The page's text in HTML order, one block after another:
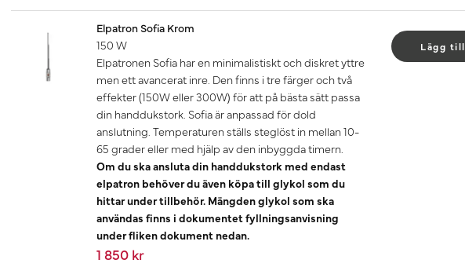
Elpatron Sofia Krom
150 W
Elpatronen Sofia har en minimalistiskt och diskret yttre
men ett avancerat inre. Den finns i tre färger och två
effekter (150W eller 300W) för att på bästa sätt passa
din handdukstork. Sofia är anpassad för dold
anslutning. Temperaturen ställs steglöst in mellan 10-
65 grader eller med hjälp av den inbyggda timern.
Om du ska ansluta din handdukstork med endast
elpatron behöver du även köpa till glykol som du
hittar under tillbehör. Mängden glykol som ska
användas finns i dokumentet fyllningsanvisning
under fliken dokument nedan.
1 850 kr
Lägg till